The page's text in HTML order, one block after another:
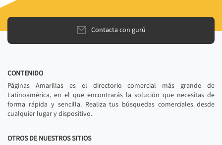
Contacta con gurú
CONTENIDO
Páginas Amarillas es el directorio comercial más grande de
Latinoamérica, en el que encontrarás la solución que necesitas de
forma rápida y sencilla. Realiza tus búsquedas comerciales desde
cualquier lugar y dispositivo.
OTROS DE NUESTROS SITIOS